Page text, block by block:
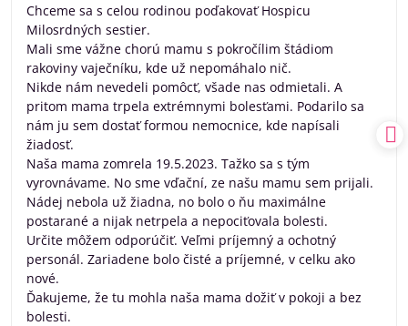
5
Chceme sa s celou rodinou poďakovať Hospicu
Milosrdných sestier.
Mali sme vážne chorú mamu s pokročílim štádiom
rakoviny vaječníku, kde už nepomáhalo nič.
Nikde nám nevedeli pomôcť, všade nas odmietali. A
pritom mama trpela extrémnymi bolesťami. Podarilo sa
nám ju sem dostať formou nemocnice, kde napísali
žiadosť.
Naša mama zomrela 19.5.2023. Tažko sa s tým
vyrovnávame. No sme vďační, ze našu mamu sem prijali.
Nádej nebola už žiadna, no bolo o ňu maximálne
postarané a nijak netrpela a nepociťovala bolesti.
Určite môžem odporúčiť. Veľmi príjemný a ochotný
personál. Zariadene bolo čisté a príjemné, v celku ako
nové.
Ďakujeme, že tu mohla naša mama dožiť v pokoji a bez
bolesti.